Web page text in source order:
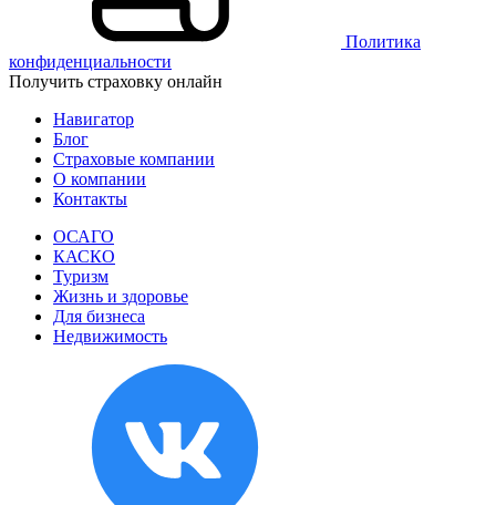
Политика
конфиденциальности
Получить страховку онлайн
Навигатор
Блог
Страховые компании
О компании
Контакты
ОСАГО
КАСКО
Туризм
Жизнь и здоровье
Для бизнеса
Недвижимость